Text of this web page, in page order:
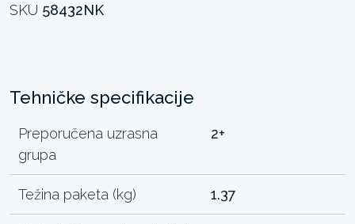
SKU 58432NK
Tehničke specifikacije
Preporučena uzrasna
grupa
2+
Težina paketa (kg) 1.37